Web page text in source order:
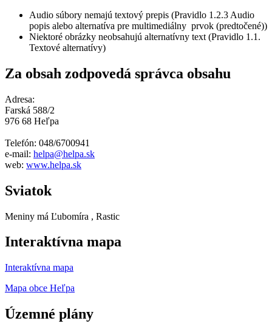
Audio súbory nemajú textový prepis (Pravidlo 1.2.3 Audio
popis alebo alternatíva pre multimediálny prvok (predtočené))
Niektoré obrázky neobsahujú alternatívny text (Pravidlo 1.1.
Textové alternatívy)
Za obsah zodpovedá správca obsahu
Adresa:
Farská 588/2
976 68 Heľpa
Telefón: 048/6700941
e-mail: helpa@helpa.sk
web: www.helpa.sk
Sviatok
Meniny má Ľubomíra , Rastic
Interaktívna mapa
Interaktívna mapa
Mapa obce Heľpa
Územné plány